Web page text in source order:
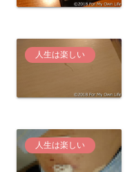
人生は楽しい
人生は楽しい